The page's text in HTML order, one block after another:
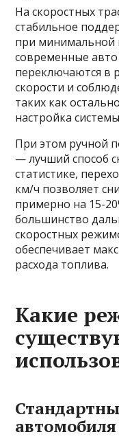
На скоростных
стабильное
при минимальной
современные
переключаются в
скорости и
таких как
настройка
При этом ручной
— лучший способ
статистике,
км/ч позволяет
примерно на 15-
большинство
скоростных
обеспечивает
расхода топлива.
Какие
автомобиля